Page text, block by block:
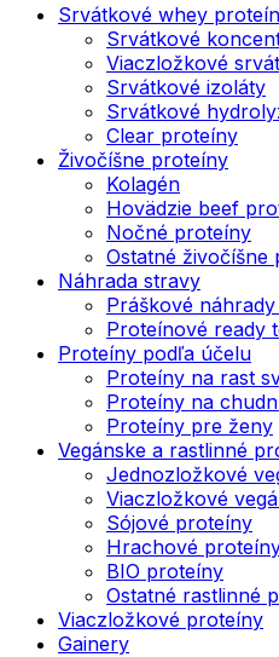
Srvátkové whey
Srvátkové
Viaczložkové
Srvátkové izoláty
Srvátkové
Clear proteíny
Živočíšne proteíny
Kolagén
Hovädzie beef
Nočné proteíny
Ostatné živočíšne
Náhrada stravy
Práškové
Proteínové ready
Proteíny podľa účelu
Proteíny na rast
Proteíny na
Proteíny pre ženy
Vegánske a rastlinné
Jednozložkové
Viaczložkové
Sójové proteíny
Hrachové
BIO proteíny
Ostatné rastlinné
Viaczložkové proteíny
Gainery